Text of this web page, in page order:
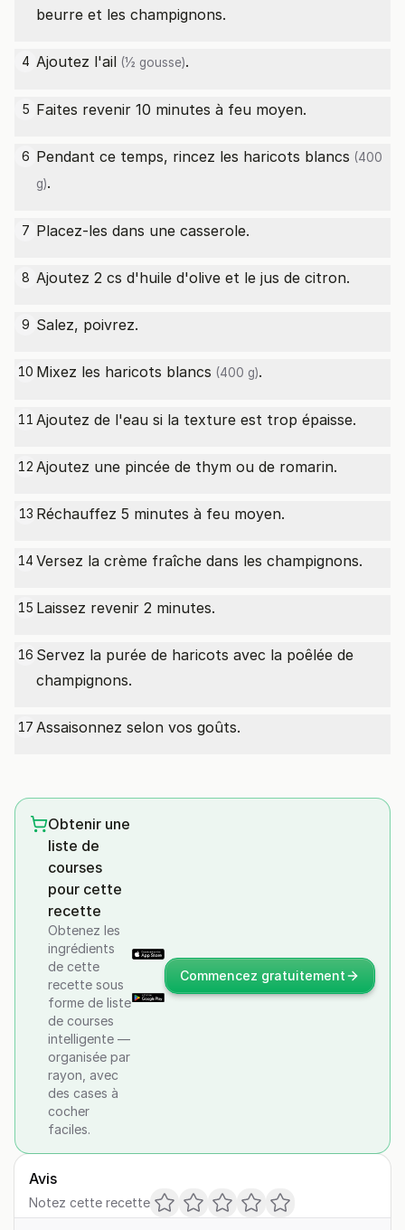
beurre et les champignons.
4 Ajoutez l'ail (½ gousse).
5 Faites revenir 10 minutes à feu moyen.
6 Pendant ce temps, rincez les haricots blancs (400
g).
7 Placez-les dans une casserole.
8 Ajoutez 2 cs d'huile d'olive et le jus de citron.
9 Salez, poivrez.
10 Mixez les haricots blancs (400 g).
11 Ajoutez de l'eau si la texture est trop épaisse.
12 Ajoutez une pincée de thym ou de romarin.
13 Réchauffez 5 minutes à feu moyen.
14 Versez la crème fraîche dans les champignons.
15 Laissez revenir 2 minutes.
16 Servez la purée de haricots avec la poêlée de
champignons.
17 Assaisonnez selon vos goûts.
Obtenir une
liste de
courses
pour cette
recette
Obtenez les
ingrédients
de cette
recette sous
forme de liste
de courses
intelligente —
organisée par
rayon, avec
des cases à
cocher
faciles.
Commencez gratuitement
Avis
Notez cette recette